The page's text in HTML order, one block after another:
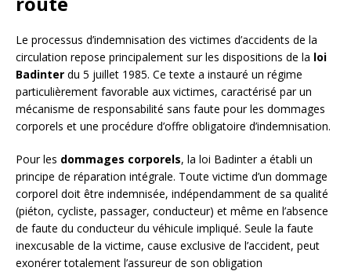
Le processus d’indemnisation des victimes d’accidents de la
circulation repose principalement sur les dispositions de la loi
Badinter du 5 juillet 1985. Ce texte a instauré un régime
particulièrement favorable aux victimes, caractérisé par un
mécanisme de responsabilité sans faute pour les dommages
corporels et une procédure d’offre obligatoire d’indemnisation.
Pour les dommages corporels, la loi Badinter a établi un
principe de réparation intégrale. Toute victime d’un dommage
corporel doit être indemnisée, indépendamment de sa qualité
(piéton, cycliste, passager, conducteur) et même en l’absence
de faute du conducteur du véhicule impliqué. Seule la faute
inexcusable de la victime, cause exclusive de l’accident, peut
exonérer totalement l’assureur de son obligation